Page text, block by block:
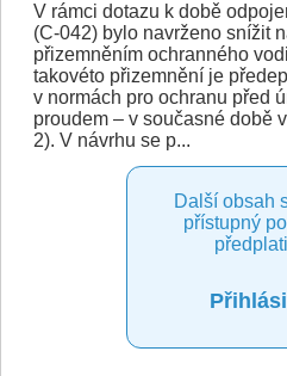
V rámci dotazu k době
(C-042) bylo navrženo snížit
přizemněním ochranného
takovéto přizemnění je
v normách pro ochranu před
proudem – v současné době
2). V návrhu se p...
Další obsah
přístupný